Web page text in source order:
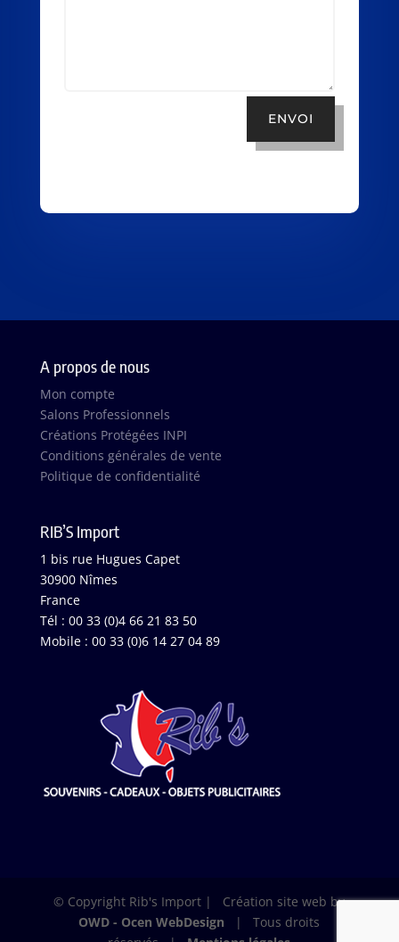
ENVOI
A propos de nous
Mon compte
Salons Professionnels
Créations Protégées INPI
Conditions générales de vente
Politique de confidentialité
RIB’S Import
1 bis rue Hugues Capet
30900 Nîmes
France
Tél : 00 33 (0)4 66 21 83 50
Mobile : 00 33 (0)6 14 27 04 89
© Copyright Rib's Import | Création site web by
OWD - Ocen WebDesign | Tous droits